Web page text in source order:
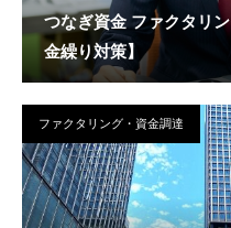
つなぎ資金 ファクタリ
金繰り対策】
ファクタリング・資金調達